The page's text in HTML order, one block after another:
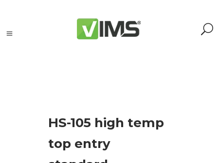
HS-105 high temp
top entry